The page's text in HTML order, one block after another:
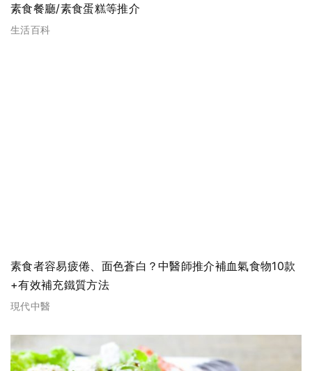
素食餐廳/素食蛋糕等推介
生活百科
素食者容易疲倦、面色蒼白？中醫師推介補血氣食物10款
+有效補充鐵質方法
現代中醫